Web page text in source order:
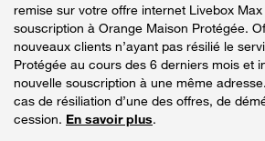
remise sur votre offre internet Livebox
souscription à Orange Maison Protégée.
nouveaux clients n’ayant pas résilié le
Protégée au cours des 6 derniers mois et
nouvelle souscription à une même
cas de résiliation d’une des offres, de
cession. En savoir plus.